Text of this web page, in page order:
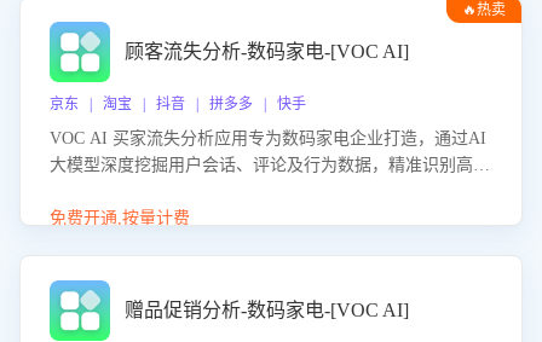
企业优化营销话术、突出产品与服务优势，有效提升咨询转
化率，避免陷入单纯价格竞争，实现精准扬长避短。
🔥热卖
顾客流失分析-数码家电-[VOC AI]
京东 | 淘宝 | 抖音 | 拼多多 | 快手
VOC AI 买家流失分析应用专为数码家电企业打造，通过AI
大模型深度挖掘用户会话、评论及行为数据，精准识别高流
应延迟、竞品价格冲击等。系统自动输出可落地的挽回策
免费开通,按量计费
赠品促销分析-数码家电-[VOC AI]